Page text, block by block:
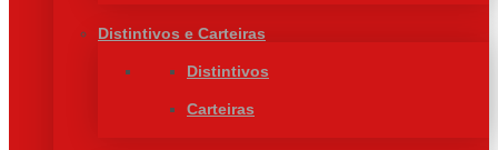
Distintivos e Carteiras
Distintivos
Carteiras